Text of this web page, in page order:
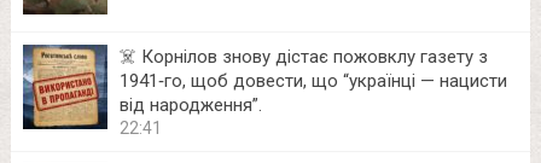
☠️ Корнілов знову дістає пожовклу газету з
1941‑го, щоб довести, що “українці — нацисти
від народження”.
22:41